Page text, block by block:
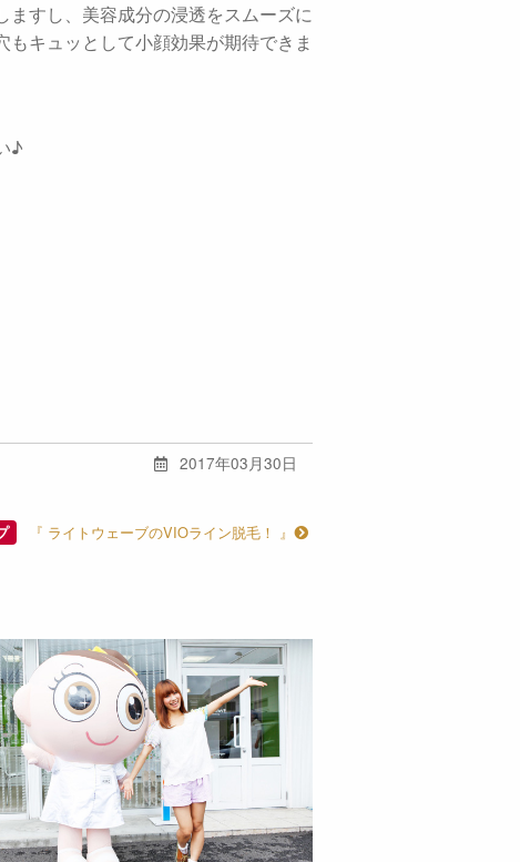
すし、美容成分の浸透をスムーズに
キュッとして小顔効果が期待できま
♪
2017年03月30日
『 ライトウェーブのVIOライン脱毛！ 』